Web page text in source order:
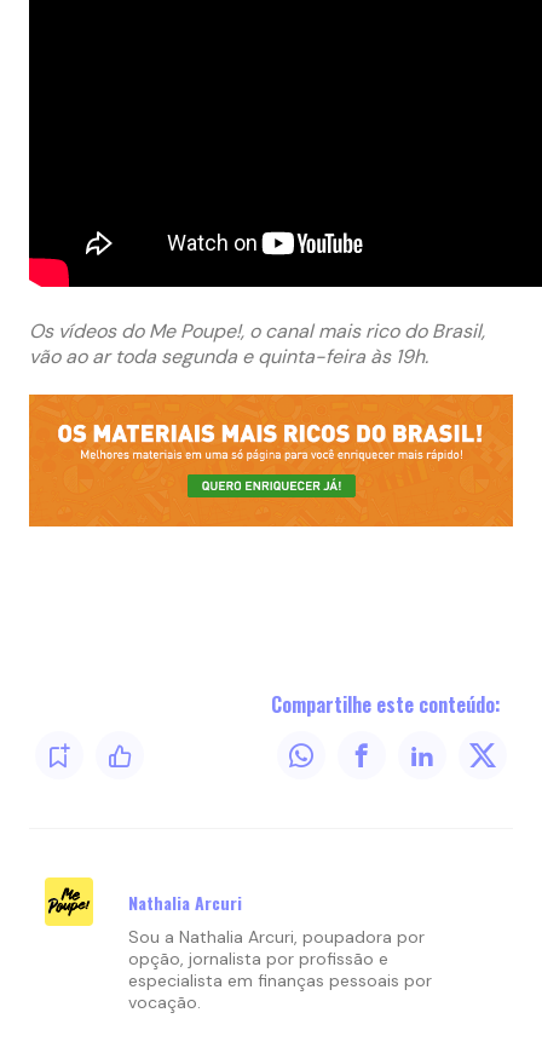
Os vídeos do Me Poupe!, o canal mais rico do Brasil,
vão ao ar toda segunda e quinta-feira às 19h.
Compartilhe este conteúdo:
Nathalia Arcuri
Sou a Nathalia Arcuri, poupadora por
opção, jornalista por profissão e
especialista em finanças pessoais por
vocação.